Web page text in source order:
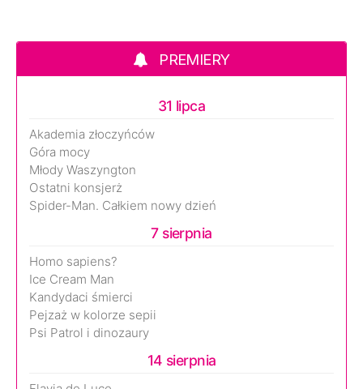
PREMIERY
31 lipca
Akademia złoczyńców
Góra mocy
Młody Waszyngton
Ostatni konsjerż
Spider-Man. Całkiem nowy dzień
7 sierpnia
Homo sapiens?
Ice Cream Man
Kandydaci śmierci
Pejzaż w kolorze sepii
Psi Patrol i dinozaury
14 sierpnia